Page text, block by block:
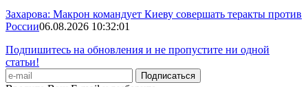
Захарова: Макрон командует Киеву совершать теракты против
России06.08.2026 10:32:01
Подпишитесь на обновления и не пропустите ни одной
статьи!